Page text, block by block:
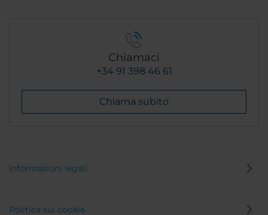
Chiamaci
+34 91 398 46 61
Chiama subito
Informazioni legali
Politica sui cookie